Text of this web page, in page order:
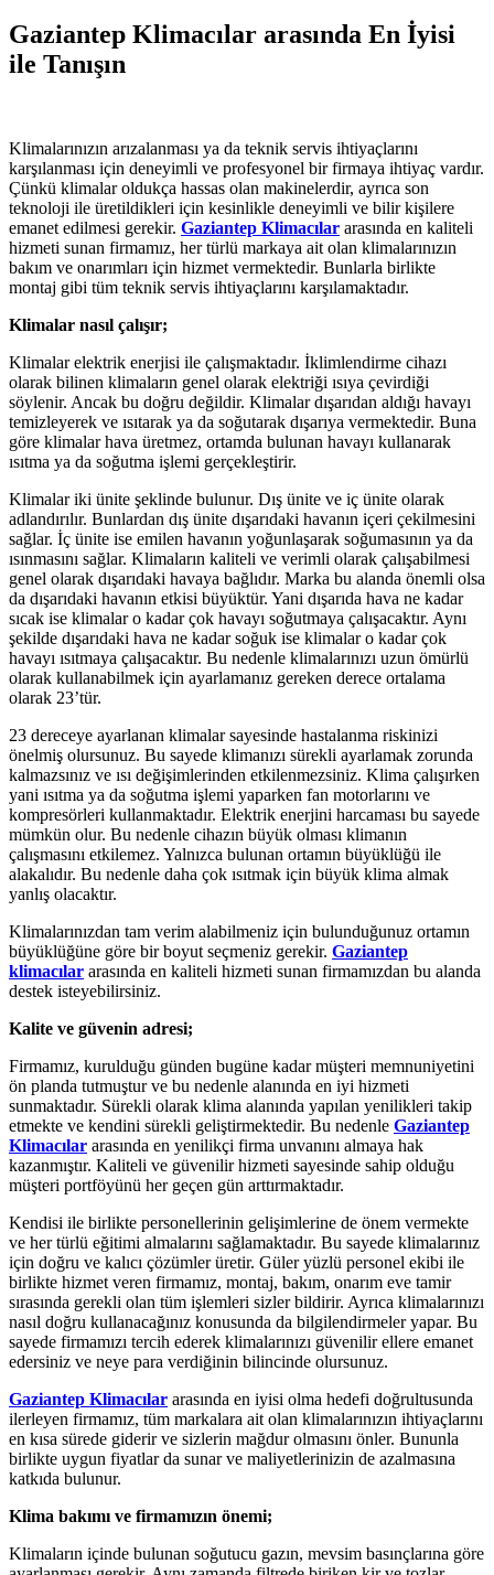
Gaziantep Klimacılar arasında En İyisi
ile Tanışın
Klimalarınızın arızalanması ya da teknik servis ihtiyaçlarını
karşılanması için deneyimli ve profesyonel bir firmaya ihtiyaç vardır.
Çünkü klimalar oldukça hassas olan makinelerdir, ayrıca son
teknoloji ile üretildikleri için kesinlikle deneyimli ve bilir kişilere
emanet edilmesi gerekir. Gaziantep Klimacılar arasında en kaliteli
hizmeti sunan firmamız, her türlü markaya ait olan klimalarınızın
bakım ve onarımları için hizmet vermektedir. Bunlarla birlikte
montaj gibi tüm teknik servis ihtiyaçlarını karşılamaktadır.
Klimalar nasıl çalışır;
Klimalar elektrik enerjisi ile çalışmaktadır. İklimlendirme cihazı
olarak bilinen klimaların genel olarak elektriği ısıya çevirdiği
söylenir. Ancak bu doğru değildir. Klimalar dışarıdan aldığı havayı
temizleyerek ve ısıtarak ya da soğutarak dışarıya vermektedir. Buna
göre klimalar hava üretmez, ortamda bulunan havayı kullanarak
ısıtma ya da soğutma işlemi gerçekleştirir.
Klimalar iki ünite şeklinde bulunur. Dış ünite ve iç ünite olarak
adlandırılır. Bunlardan dış ünite dışarıdaki havanın içeri çekilmesini
sağlar. İç ünite ise emilen havanın yoğunlaşarak soğumasının ya da
ısınmasını sağlar. Klimaların kaliteli ve verimli olarak çalışabilmesi
genel olarak dışarıdaki havaya bağlıdır. Marka bu alanda önemli olsa
da dışarıdaki havanın etkisi büyüktür. Yani dışarıda hava ne kadar
sıcak ise klimalar o kadar çok havayı soğutmaya çalışacaktır. Aynı
şekilde dışarıdaki hava ne kadar soğuk ise klimalar o kadar çok
havayı ısıtmaya çalışacaktır. Bu nedenle klimalarınızı uzun ömürlü
olarak kullanabilmek için ayarlamanız gereken derece ortalama
olarak 23’tür.
23 dereceye ayarlanan klimalar sayesinde hastalanma riskinizi
önelmiş olursunuz. Bu sayede klimanızı sürekli ayarlamak zorunda
kalmazsınız ve ısı değişimlerinden etkilenmezsiniz. Klima çalışırken
yani ısıtma ya da soğutma işlemi yaparken fan motorlarını ve
kompresörleri kullanmaktadır. Elektrik enerjini harcaması bu sayede
mümkün olur. Bu nedenle cihazın büyük olması klimanın
çalışmasını etkilemez. Yalnızca bulunan ortamın büyüklüğü ile
alakalıdır. Bu nedenle daha çok ısıtmak için büyük klima almak
yanlış olacaktır.
Klimalarınızdan tam verim alabilmeniz için bulunduğunuz ortamın
büyüklüğüne göre bir boyut seçmeniz gerekir. Gaziantep
klimacılar arasında en kaliteli hizmeti sunan firmamızdan bu alanda
destek isteyebilirsiniz.
Kalite ve güvenin adresi;
Firmamız, kurulduğu günden bugüne kadar müşteri memnuniyetini
ön planda tutmuştur ve bu nedenle alanında en iyi hizmeti
sunmaktadır. Sürekli olarak klima alanında yapılan yenilikleri takip
etmekte ve kendini sürekli geliştirmektedir. Bu nedenle Gaziantep
Klimacılar arasında en yenilikçi firma unvanını almaya hak
kazanmıştır. Kaliteli ve güvenilir hizmeti sayesinde sahip olduğu
müşteri portföyünü her geçen gün arttırmaktadır.
Kendisi ile birlikte personellerinin gelişimlerine de önem vermekte
ve her türlü eğitimi almalarını sağlamaktadır. Bu sayede klimalarınız
için doğru ve kalıcı çözümler üretir. Güler yüzlü personel ekibi ile
birlikte hizmet veren firmamız, montaj, bakım, onarım eve tamir
sırasında gerekli olan tüm işlemleri sizler bildirir. Ayrıca klimalarınızı
nasıl doğru kullanacağınız konusunda da bilgilendirmeler yapar. Bu
sayede firmamızı tercih ederek klimalarınızı güvenilir ellere emanet
edersiniz ve neye para verdiğinin bilincinde olursunuz.
Gaziantep Klimacılar arasında en iyisi olma hedefi doğrultusunda
ilerleyen firmamız, tüm markalara ait olan klimalarınızın ihtiyaçlarını
en kısa sürede giderir ve sizlerin mağdur olmasını önler. Bununla
birlikte uygun fiyatlar da sunar ve maliyetlerinizin de azalmasına
katkıda bulunur.
Klima bakımı ve firmamızın önemi;
Klimaların içinde bulunan soğutucu gazın, mevsim basınçlarına göre